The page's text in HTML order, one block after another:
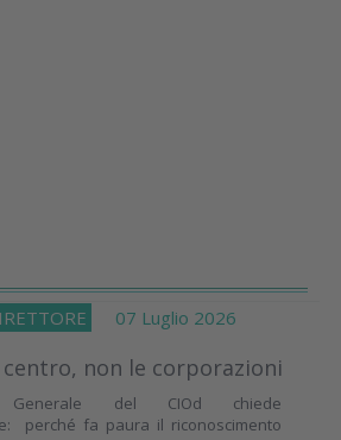
07 Luglio 2026
non le corporazioni
del CIOd chiede
perché fa paura il riconoscimento